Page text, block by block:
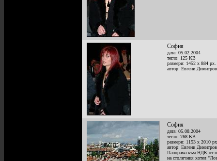
София
дата: 05.02.2004
тегло: 125 KB
размери: 1452 x 884 px.
автор: Евгени Димитров
София
дата: 05.08.2004
тегло: 768 KB
размери: 1153 x 2010
автор: Евгени Димитров
Панорама към НДК от
на столичния хотел